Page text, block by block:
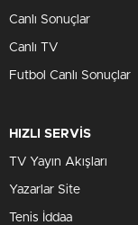
Canlı Sonuçlar
Canlı TV
Futbol Canlı Sonuçlar
HIZLI SERVİS
TV Yayın Akışları
Yazarlar Site
Tenis İddaa